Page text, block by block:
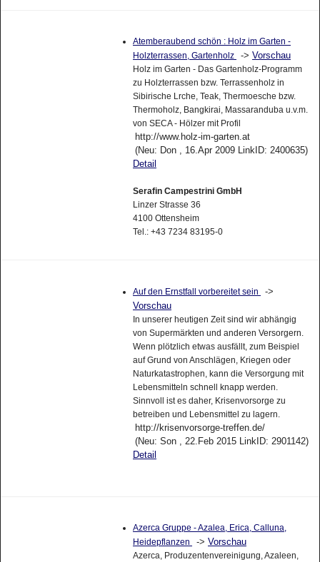
Atemberaubend schön : Holz im Garten -
Holzterrassen, Gartenholz
-> Vorschau
Holz im Garten - Das Gartenholz-Programm
zu Holzterrassen bzw. Terrassenholz in
Sibirische Lrche, Teak, Thermoesche bzw.
Thermoholz, Bangkirai, Massaranduba u.v.m.
von SECA - Hölzer mit Profil
http://www.holz-im-garten.at
(Neu: Don , 16.Apr 2009 LinkID: 2400635)
Detail
Serafin Campestrini GmbH
Linzer Strasse 36
4100 Ottensheim
Tel.: +43 7234 83195-0
Auf den Ernstfall vorbereitet sein
->
Vorschau
In unserer heutigen Zeit sind wir abhängig
von Supermärkten und anderen Versorgern.
Wenn plötzlich etwas ausfällt, zum Beispiel
auf Grund von Anschlägen, Kriegen oder
Naturkatastrophen, kann die Versorgung mit
Lebensmitteln schnell knapp werden.
Sinnvoll ist es daher, Krisenvorsorge zu
betreiben und Lebensmittel zu lagern.
http://krisenvorsorge-treffen.de/
(Neu: Son , 22.Feb 2015 LinkID: 2901142)
Detail
Azerca Gruppe - Azalea, Erica, Calluna,
Heidepflanzen
-> Vorschau
Azerca, Produzentenvereinigung, Azaleen,